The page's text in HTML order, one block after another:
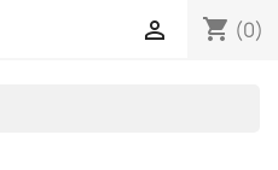
shopping_cart (0)
